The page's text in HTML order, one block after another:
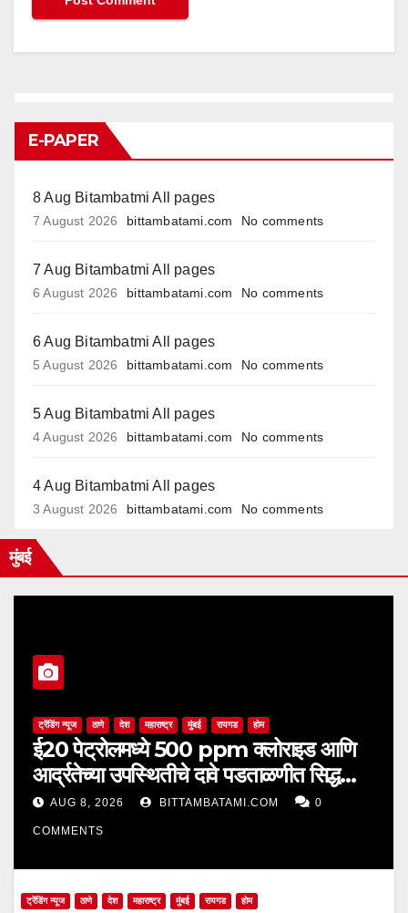
E-PAPER
8 Aug Bitambatmi All pages
7 August 2026 bittambatami.com No comments
7 Aug Bitambatmi All pages
6 August 2026 bittambatami.com No comments
6 Aug Bitambatmi All pages
5 August 2026 bittambatami.com No comments
5 Aug Bitambatmi All pages
4 August 2026 bittambatami.com No comments
4 Aug Bitambatmi All pages
3 August 2026 bittambatami.com No comments
मुंबई
ट्रेंडिंग न्यूज ठाणे देश महाराष्ट्र मुंबई रायगड होम
ई20 पेट्रोलमध्ये 500 ppm क्लोराइड आणि
आर्द्रतेच्या उपस्थितीचे दावे पडताळणीत सिद्ध
झाले नाहीत
AUG 8, 2026 BITTAMBATAMI.COM 0
COMMENTS
ट्रेंडिंग न्यूज ठाणे देश महाराष्ट्र मुंबई रायगड होम